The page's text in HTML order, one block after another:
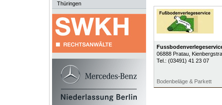
Thüringen
06888 Pratau,
Tel.: (03491) 41 23 07
Bodenbeläge & Parkett